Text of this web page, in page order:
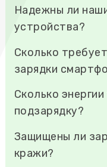
Надежны ли
устройства?
Сколько
зарядки
Сколько
подзарядку?
Защищены ли
кражи?